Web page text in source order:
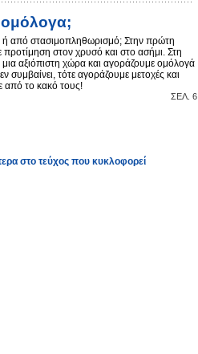
ομόλογα;
από στασιμοπληθωρισμό; Στην πρώτη
στον χρυσό και στο ασήμι. Στη
αξιόπιστη χώρα και αγοράζουμε ομόλογά
συμβαίνει, τότε αγοράζουμε μετοχές και
από το κακό τους!
ΣEΛ. 6
στο τεύχος που κυκλοφορεί